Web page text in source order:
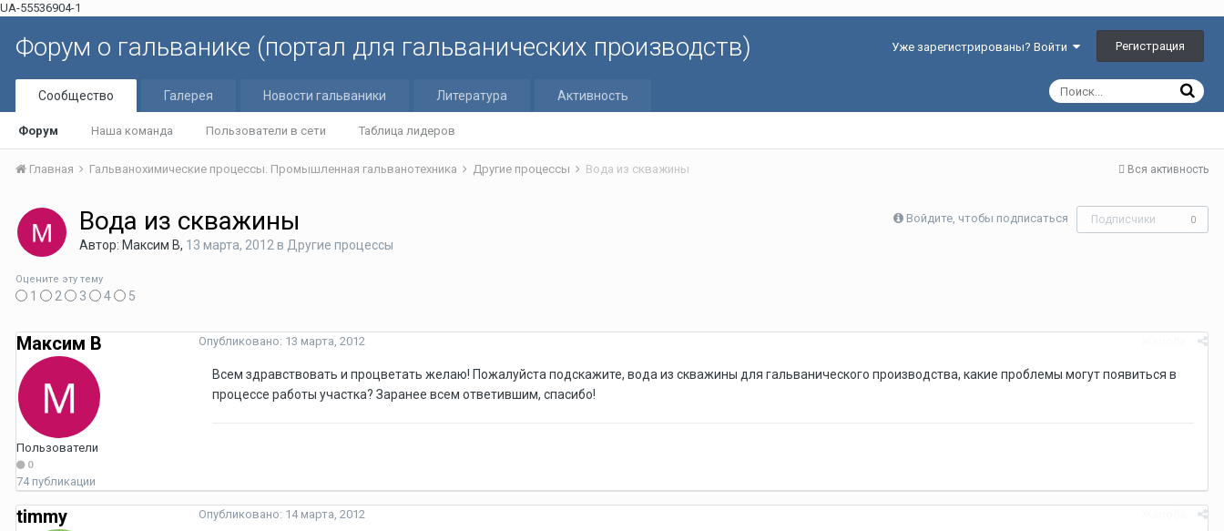
UA-55536904-1
Форум о гальванике (портал для гальванических производств) Уже зарегистрированы? Войти Регистрация
Сообщество
Форум Наша команда Пользователи в сети Таблица лидеров
Галерея Новости гальваники Литература Активность
Вся активность
Главная Гальванохимические процессы. Промышленная гальванотехника Другие процессы Вода из скважины
Войдите, чтобы подписаться Подписчики 0
Вода из скважины
Автор: Максим В, 13 марта, 2012 в Другие процессы
Оцените эту тему
1 2 3 4 5
Максим В
Пользователи
0
74 публикации
Опубликовано: 13 марта, 2012
Всем здравствовать и процветать желаю! Пожалуйста подскажите, вода из скважины для гальванического производства, какие проблемы могут появиться в
процессе работы участка? Заранее всем ответившим, спасибо!
timmy Опубликовано: 14 марта, 2012